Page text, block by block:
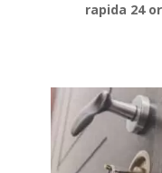
rapida 24